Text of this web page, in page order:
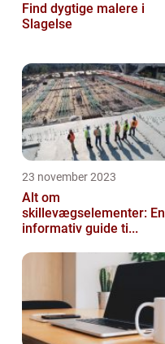
Find dygtige malere i
Slagelse
23 november 2023
Alt om
skillevægselementer: En
informativ guide ti...